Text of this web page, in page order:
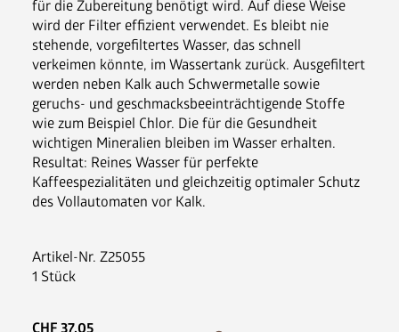
für die Zubereitung benötigt wird. Auf diese Weise
wird der Filter effizient verwendet. Es bleibt nie
stehende, vorgefiltertes Wasser, das schnell
verkeimen könnte, im Wassertank zurück. Ausgefiltert
werden neben Kalk auch Schwermetalle sowie
geruchs- und geschmacksbeeinträchtigende Stoffe
wie zum Beispiel Chlor. Die für die Gesundheit
wichtigen Mineralien bleiben im Wasser erhalten.
Resultat: Reines Wasser für perfekte
Kaffeespezialitäten und gleichzeitig optimaler Schutz
des Vollautomaten vor Kalk.
Artikel-Nr. Z25055
1 Stück
CHF 37.05